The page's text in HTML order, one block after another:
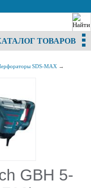
ТОВАРОВ
SDS-MAX →
GBH 5-